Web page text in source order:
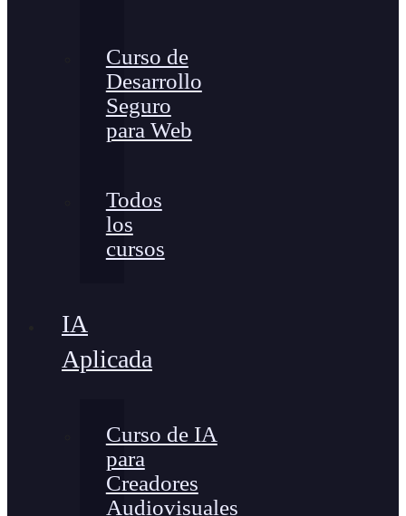
Curso de
Desarrollo
Seguro
para Web
Todos
los
cursos
IA
Aplicada
Curso de IA
para
Creadores
Audiovisuales